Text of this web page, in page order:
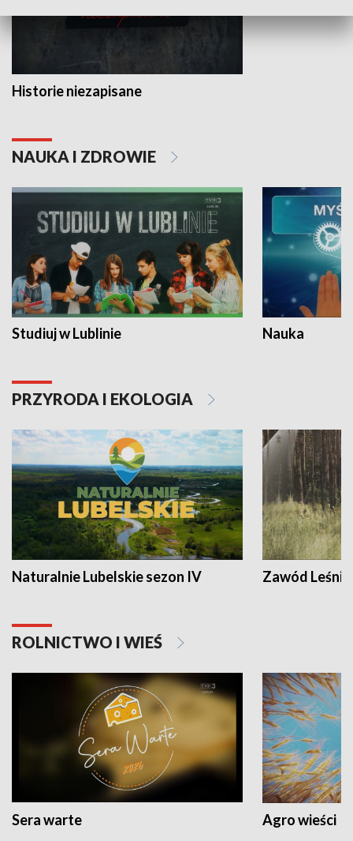
Historie niezapisane
NAUKA I ZDROWIE
Studiuj w Lublinie Nauka
PRZYRODA I EKOLOGIA
Naturalnie Lubelskie sezon IV Zawód Leśnik
ROLNICTWO I WIEŚ
Sera warte Agro wieści